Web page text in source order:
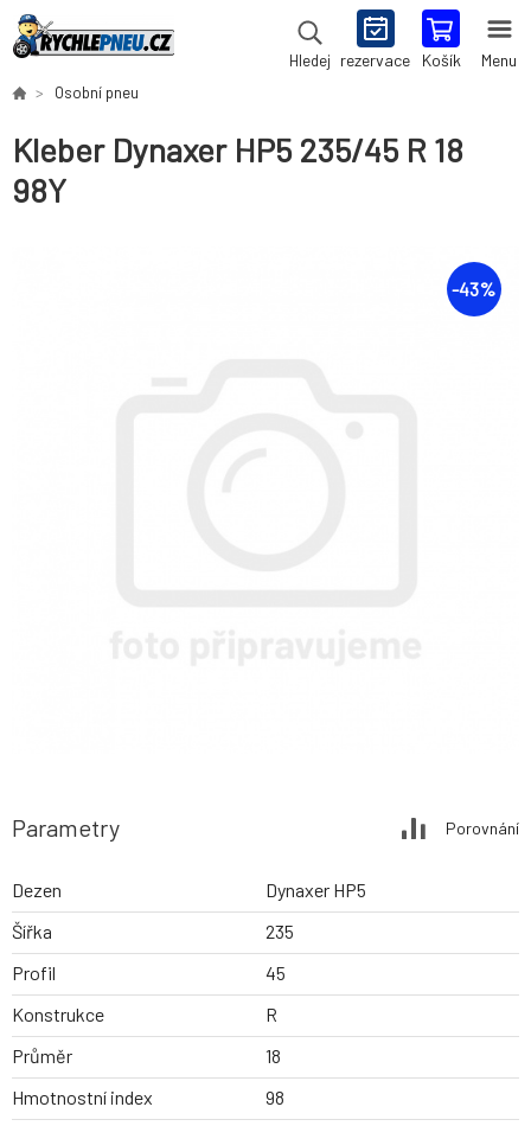
Hledej rezervace Košík Menu
Osobní pneu
Kleber Dynaxer HP5 235/45 R 18
98Y
-43%
Parametry Porovnání
Dezen
Dynaxer HP5
Šířka
235
Profil
45
Konstrukce
R
Průměr
18
Hmotnostní index
98